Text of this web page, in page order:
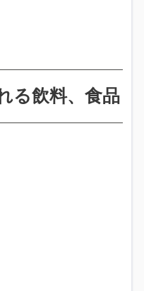
る飲料、食品